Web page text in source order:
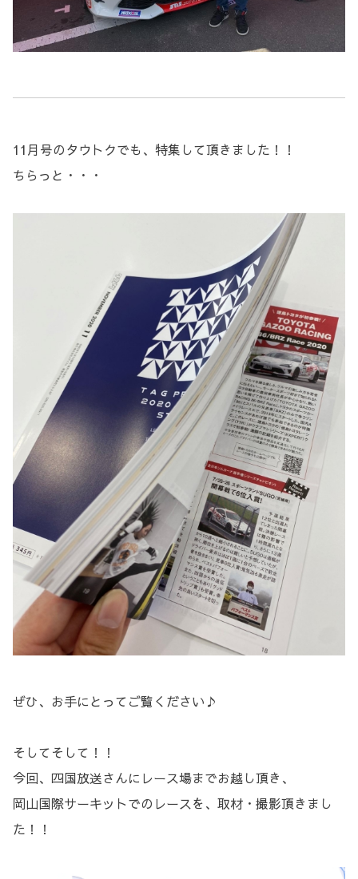
11月号のタウトクでも、特集して頂きました！！
ちらっと・・・
ぜひ、お手にとってご覧ください♪
そしてそして！！
今回、四国放送さんにレース場までお越し頂き、
岡山国際サーキットでのレースを、取材・撮影頂きまし
た！！